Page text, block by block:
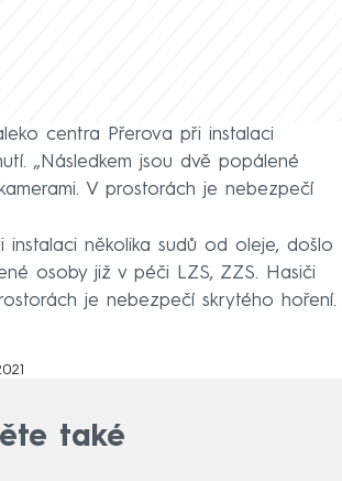
centra Přerova při instalaci
„Následkem jsou dvě popálené
V prostorách je nebezpečí
instalaci několika sudů od oleje, došlo
osoby již v péči LZS, ZZS. Hasiči
je nebezpečí skrytého hoření.
také